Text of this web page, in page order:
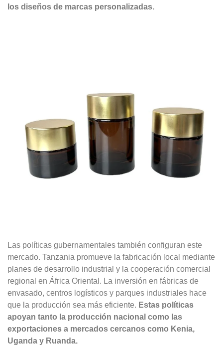
los diseños de marcas personalizadas.
Las políticas gubernamentales también configuran este
mercado. Tanzania promueve la fabricación local mediante
planes de desarrollo industrial y la cooperación comercial
regional en África Oriental. La inversión en fábricas de
envasado, centros logísticos y parques industriales hace
que la producción sea más eficiente. Estas políticas
apoyan tanto la producción nacional como las
exportaciones a mercados cercanos como Kenia,
Uganda y Ruanda.